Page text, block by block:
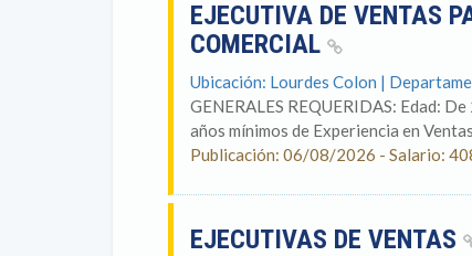
EJECUTIVA DE VENTAS
COMERCIAL
Ubicación: Lourdes Colon |
GENERALES REQUERIDAS: Edad:
años mínimos de Experiencia en
Publicación: 06/08/2026 - Salario:
EJECUTIVAS DE VENTAS